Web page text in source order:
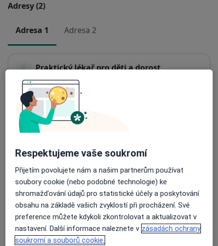
Adresy (2)
Adresa 1 Adresa 2
Praktický lékař pro děti a dorost
Dolní 11, Žďár nad Sázavou
Přiblížit mapu
Co mám v takové situaci udělat?
Způsoby platby (soukromé návštěvy)
Na teto adrese lékař přijímá pacienty na pojišťovnu
Detaily
Více
Respektujeme vaše soukromí
Přijetím povolujete nám a našim partnerům používat
soubory cookie (nebo podobné technologie) ke
shromažďování údajů pro statistické účely a poskytování
obsahu na základě vašich zvyklostí při procházení. Své
preference můžete kdykoli zkontrolovat a aktualizovat v
nastavení. Další informace naleznete v zásadách ochrany
soukromí a souborů cookie.